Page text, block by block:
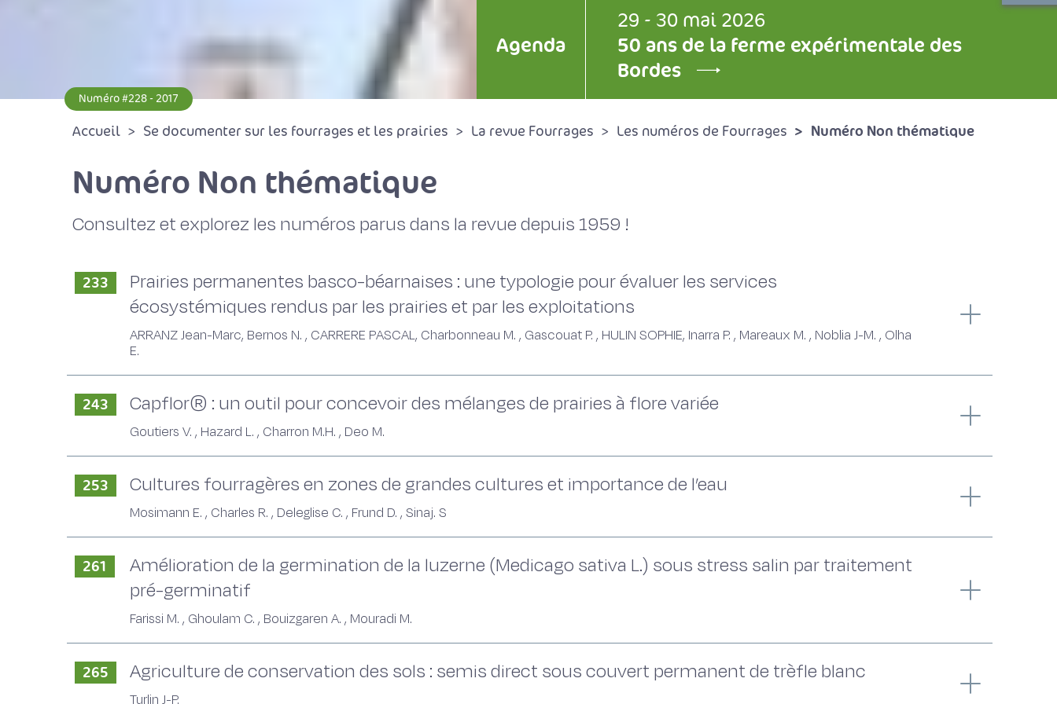
Agenda
29 - 30 mai 2026
50 ans de la ferme expérimentale des
Bordes
Numéro #228 - 2017
Accueil Se documenter sur les fourrages et les prairies La revue Fourrages Les numéros de Fourrages Numéro Non thématique
Numéro Non thématique
Consultez et explorez les numéros parus dans la revue depuis 1959 !
233
Prairies permanentes basco-béarnaises : une typologie pour évaluer les services
écosystémiques rendus par les prairies et par les exploitations
ARRANZ Jean-Marc, Bernos N. , CARRERE PASCAL, Charbonneau M. , Gascouat P. , HULIN SOPHIE, Inarra P. , Mareaux M. , Noblia J-M. , Olha
E.
243 Capflor® : un outil pour concevoir des mélanges de prairies à flore variée
Goutiers V. , Hazard L. , Charron M.H. , Deo M.
253 Cultures fourragères en zones de grandes cultures et importance de l’eau
Mosimann E. , Charles R. , Deleglise C. , Frund D. , Sinaj. S
261
Amélioration de la germination de la luzerne (Medicago sativa L.) sous stress salin par traitement
pré-germinatif
Farissi M. , Ghoulam C. , Bouizgaren A. , Mouradi M.
265 Agriculture de conservation des sols : semis direct sous couvert permanent de trèfle blanc
Turlin J-P.